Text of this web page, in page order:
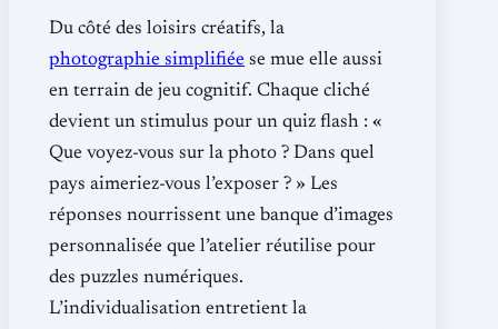
Du côté des loisirs créatifs, la
photographie simplifiée se mue elle aussi
en terrain de jeu cognitif. Chaque cliché
devient un stimulus pour un quiz flash : «
Que voyez-vous sur la photo ? Dans quel
pays aimeriez-vous l’exposer ? » Les
réponses nourrissent une banque d’images
personnalisée que l’atelier réutilise pour
des puzzles numériques.
L’individualisation entretient la